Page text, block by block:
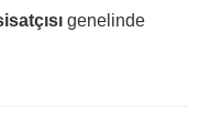
genelinde